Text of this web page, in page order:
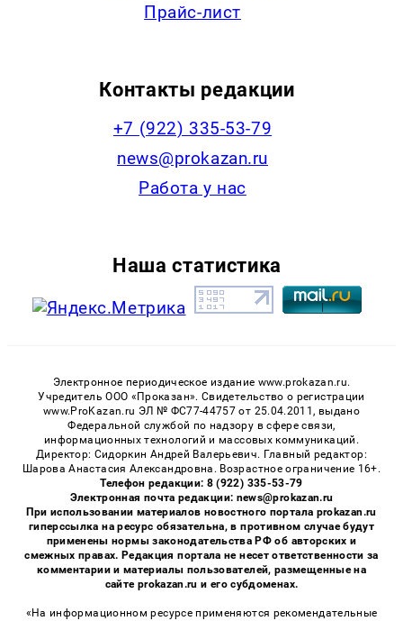
Прайс-лист
Контакты редакции
+7 (922) 335-53-79
news@prokazan.ru
Работа у нас
Наша статистика
Электронное периодическое издание www.prokazan.ru.
Учредитель ООО «Проказан». Cвидетельство о регистрации
www.ProKazan.ru ЭЛ № ФС77-44757 от 25.04.2011, выдано
Федеральной службой по надзору в сфере связи,
информационных технологий и массовых коммуникаций.
Директор: Сидоркин Андрей Валерьевич. Главный редактор:
Шарова Анастасия Александровна. Возрастное ограничение 16+.
Телефон редакции: 8 (922) 335-53-79
Электронная почта редакции: news@prokazan.ru
При использовании материалов новостного портала prokazan.ru
гиперссылка на ресурс обязательна, в противном случае будут
применены нормы законодательства РФ об авторских и
смежных правах. Редакция портала не несет ответственности за
комментарии и материалы пользователей, размещенные на
сайте prokazan.ru и его субдоменах.
«На информационном ресурсе применяются рекомендательные